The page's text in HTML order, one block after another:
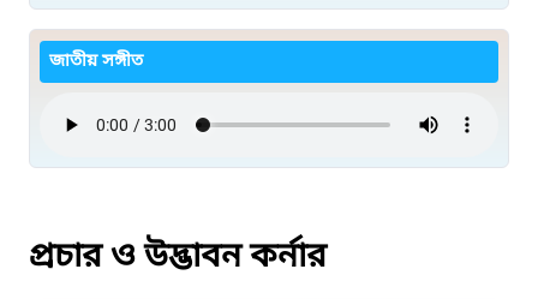
জাতীয় সঙ্গীত
প্রচার ও উদ্ভাবন কর্নার